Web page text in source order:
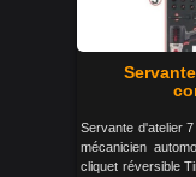
Servante d'atelier
mécanicien
cliquet réversible